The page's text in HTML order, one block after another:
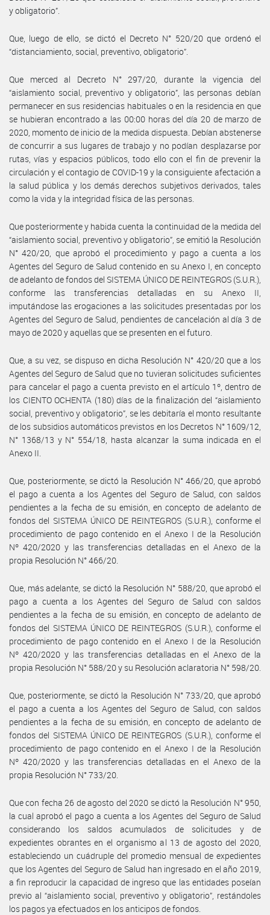
y obligatorio”.
Que, luego de ello, se dictó el Decreto N° 520/20 que ordenó el
“distanciamiento, social, preventivo, obligatorio”.
Que merced al Decreto N° 297/20, durante la vigencia del
“aislamiento social, preventivo y obligatorio”, las personas debían
permanecer en sus residencias habituales o en la residencia en que
se hubieran encontrado a las 00:00 horas del día 20 de marzo de
2020, momento de inicio de la medida dispuesta. Debían abstenerse
de concurrir a sus lugares de trabajo y no podían desplazarse por
rutas, vías y espacios públicos, todo ello con el fin de prevenir la
circulación y el contagio de COVID-19 y la consiguiente afectación a
la salud pública y los demás derechos subjetivos derivados, tales
como la vida y la integridad física de las personas.
Que posteriormente y habida cuenta la continuidad de la medida del
“aislamiento social, preventivo y obligatorio”, se emitió la Resolución
N° 420/20, que aprobó el procedimiento y pago a cuenta a los
Agentes del Seguro de Salud contenido en su Anexo I, en concepto
de adelanto de fondos del SISTEMA ÚNICO DE REINTEGROS (S.U.R.),
conforme las transferencias detalladas en su Anexo II,
imputándose las erogaciones a las solicitudes presentadas por los
Agentes del Seguro de Salud, pendientes de cancelación al día 3 de
mayo de 2020 y aquellas que se presenten en el futuro.
Que, a su vez, se dispuso en dicha Resolución N° 420/20 que a los
Agentes del Seguro de Salud que no tuvieran solicitudes suficientes
para cancelar el pago a cuenta previsto en el artículo 1º, dentro de
los CIENTO OCHENTA (180) días de la finalización del “aislamiento
social, preventivo y obligatorio”, se les debitaría el monto resultante
de los subsidios automáticos previstos en los Decretos N° 1609/12,
N° 1368/13 y N° 554/18, hasta alcanzar la suma indicada en el
Anexo II.
Que, posteriormente, se dictó la Resolución N° 466/20, que aprobó
el pago a cuenta a los Agentes del Seguro de Salud, con saldos
pendientes a la fecha de su emisión, en concepto de adelanto de
fondos del SISTEMA ÚNICO DE REINTEGROS (S.U.R.), conforme el
procedimiento de pago contenido en el Anexo I de la Resolución
Nº 420/2020 y las transferencias detalladas en el Anexo de la
propia Resolución N° 466/20.
Que, más adelante, se dictó la Resolución N° 588/20, que aprobó el
pago a cuenta a los Agentes del Seguro de Salud con saldos
pendientes a la fecha de su emisión, en concepto de adelanto de
fondos del SISTEMA ÚNICO DE REINTEGROS (S.U.R.), conforme el
procedimiento de pago contenido en el Anexo I de la Resolución
Nº 420/2020 y las transferencias detalladas en el Anexo de la
propia Resolución N° 588/20 y su Resolución aclaratoria N° 598/20.
Que, posteriormente, se dictó la Resolución N° 733/20, que aprobó
el pago a cuenta a los Agentes del Seguro de Salud, con saldos
pendientes a la fecha de su emisión, en concepto de adelanto de
fondos del SISTEMA ÚNICO DE REINTEGROS (S.U.R.), conforme el
procedimiento de pago contenido en el Anexo I de la Resolución
Nº 420/2020 y las transferencias detalladas en el Anexo de la
propia Resolución N° 733/20.
Que con fecha 26 de agosto del 2020 se dictó la Resolución N° 950,
la cual aprobó el pago a cuenta a los Agentes del Seguro de Salud
considerando los saldos acumulados de solicitudes y de
expedientes obrantes en el organismo al 13 de agosto del 2020,
estableciendo un cuádruple del promedio mensual de expedientes
que los Agentes del Seguro de Salud han ingresado en el año 2019,
a fin reproducir la capacidad de ingreso que las entidades poseían
previo al “aislamiento social, preventivo y obligatorio”, restándoles
los pagos ya efectuados en los anticipos de fondos.